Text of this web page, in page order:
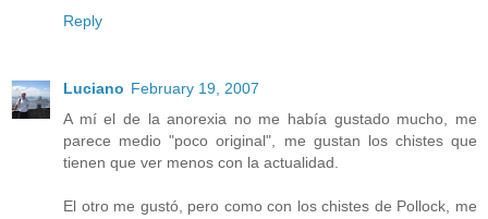
Reply
Luciano February 19, 2007
A mí el de la anorexia no me había gustado mucho, me
parece medio "poco original", me gustan los chistes que
tienen que ver menos con la actualidad.
El otro me gustó, pero como con los chistes de Pollock, me